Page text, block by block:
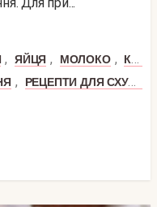
, ЯЙЦЯ , МОЛОКО ,
КАБАЧОК
,
РЕЦЕПТИ ДЛЯ СХУДНЕННЯ